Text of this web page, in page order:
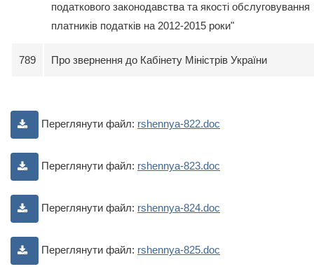
податкового законодавства та якості обслуговування
платників податків на 2012-2015 роки"
789 Про звернення до Кабінету Міністрів України
Переглянути файл: rshennya-822.doc
Переглянути файл: rshennya-823.doc
Переглянути файл: rshennya-824.doc
Переглянути файл: rshennya-825.doc